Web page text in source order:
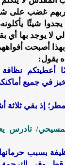
ربهم غضب على
شيئًا
لا يوجد بها أي
أصبحت
يقول:
أعطيتكم
في جميع
إذ بقي ثلاثة
بسبب